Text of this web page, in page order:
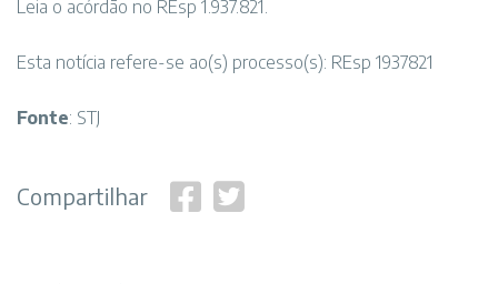
Leia o acórdão no REsp 1.937.821.
Esta notícia refere-se ao(s) processo(s): REsp 1937821
Fonte: STJ
Compartilhar